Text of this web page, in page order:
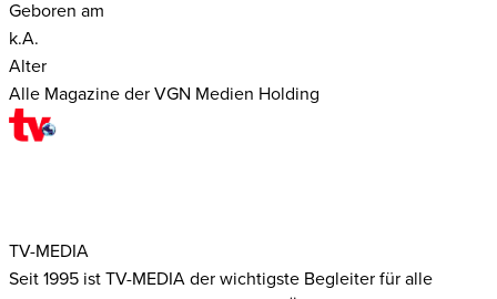
Geboren am
k.A.
Alter
Alle Magazine der VGN Medien Holding
TV-MEDIA
Seit 1995 ist TV-MEDIA der wichtigste Begleiter für alle